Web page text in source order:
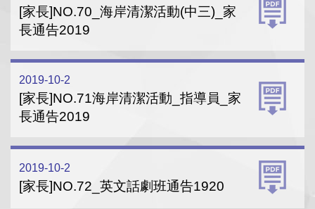
[家長]NO.70_海岸清潔活動(中三)_家
長通告2019
2019-10-2
[家長]NO.71海岸清潔活動_指導員_家
長通告2019
2019-10-2
[家長]NO.72_英文話劇班通告1920